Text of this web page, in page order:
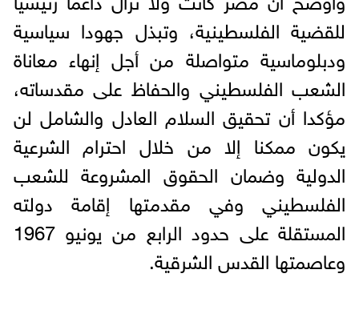
للقضية الفلسطينية، وتبذل جهودا سياسية
ودبلوماسية متواصلة من أجل إنهاء معاناة
الشعب الفلسطيني والحفاظ على مقدساته،
مؤكدا أن تحقيق السلام العادل والشامل لن
يكون ممكنا إلا من خلال احترام الشرعية
الدولية وضمان الحقوق المشروعة للشعب
الفلسطيني وفي مقدمتها إقامة دولته
المستقلة على حدود الرابع من يونيو 1967
وعاصمتها القدس الشرقية.